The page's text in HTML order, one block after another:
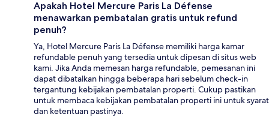
Apakah Hotel Mercure Paris La Défense
menawarkan pembatalan gratis untuk refund
penuh?
Ya, Hotel Mercure Paris La Défense memiliki harga kamar
refundable penuh yang tersedia untuk dipesan di situs web
kami. Jika Anda memesan harga refundable, pemesanan ini
dapat dibatalkan hingga beberapa hari sebelum check-in
tergantung kebijakan pembatalan properti. Cukup pastikan
untuk membaca kebijakan pembatalan properti ini untuk syarat
dan ketentuan pastinya.